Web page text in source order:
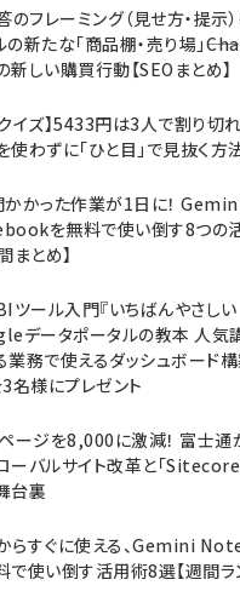
のフレーミング（見せ方・提示）
の新たな「商品棚・売り場」
新しい購買行動【SEOまとめ】
イズ】5433円は3人で割り切
使わずに「ひと目」で見抜く方
かかった作業が1日に！
を無料で使い倒す8つの
まとめ】
ツール入門『いちばんやさしい
データポータルの教本 人気
業務で使えるダッシュボード
3名様にプレゼント
ージを8,000に激減！ 富士通
ーバルサイト改革と「
台裏
らすぐに使える、Gemini
で使い倒す活用術8選【週間ラ